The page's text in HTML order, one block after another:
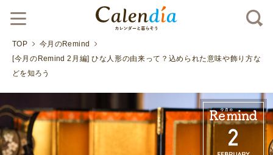
TOP
今月のRemind
[今月のRemind 2月編] ひな人形の由来って？込められた意味や飾り方な
どを知ろう